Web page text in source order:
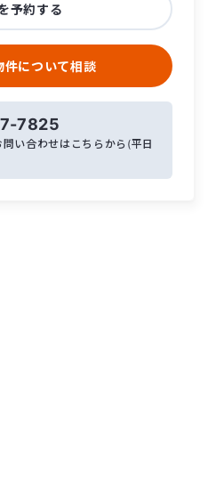
予約する
件について相談
7825
い合わせはこちらから(平日